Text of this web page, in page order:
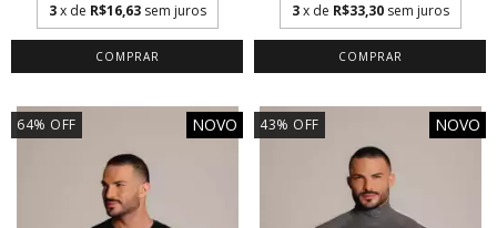
3 x de R$16,63 sem juros
COMPRAR
3 x de R$33,30 sem juros
COMPRAR
64% OFF NOVO 43% OFF NOVO